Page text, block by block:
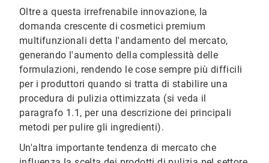
Oltre a questa irrefrenabile innovazione, la
domanda crescente di cosmetici premium
multifunzionali detta l'andamento del mercato,
generando l'aumento della complessità delle
formulazioni, rendendo le cose sempre più difficili
per i produttori quando si tratta di stabilire una
procedura di pulizia ottimizzata (si veda il
paragrafo 1.1, per una descrizione dei principali
metodi per pulire gli ingredienti).
Un'altra importante tendenza di mercato che